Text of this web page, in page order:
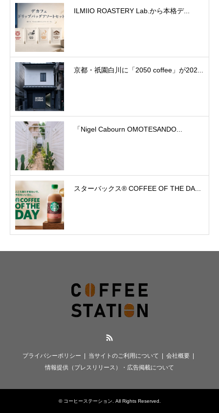
ILMIIO ROASTERY Lab.から本格デ...
京都・祇園白川に「2050 coffee」が202...
「Nigel Cabourn OMOTESANDO...
スターバックス® COFFEE OF THE DA...
プライバシーポリシー 当サイトのご利用について
会社概要
情報提供（プレスリリース）・広告掲載について
© コーヒーステーション. All Rights Reserved.